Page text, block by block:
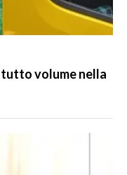
tutto volume nella